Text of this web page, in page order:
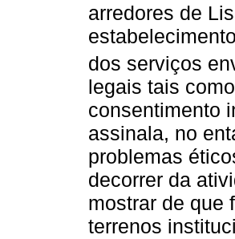
arredores de
dos serviços
legais tais
consentimento
assinala, no
problemas
decorrer da
mostrar de que
terrenos